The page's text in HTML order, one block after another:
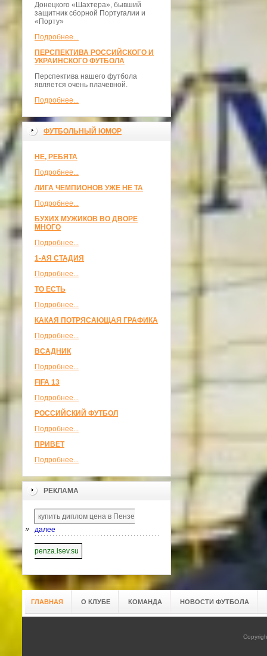
Донецкого «Шахтера», бывший
защитник сборной Португалии и
«Порту»
Подробнее...
ПЕРСПЕКТИВА РОССИЙСКОГО И
УКРАИНСКОГО ФУТБОЛА
Перспектива нашего футбола
является очень плачевной.
Подробнее...
ФУТБОЛЬНЫЙ ЮМОР
НЕ, РЕБЯТА
Подробнее...
ЛИГА ЧЕМПИОНОВ УЖЕ НЕ ТА
Подробнее...
БУХИХ МУЖИКОВ ВО ДВОРЕ
МНОГО
Подробнее...
1-АЯ СТАДИЯ
Подробнее...
ТО ЕСТЬ
Подробнее...
КАКАЯ ПОТРЯСАЮЩАЯ ГРАФИКА
Подробнее...
ВСАДНИК
Подробнее...
FIFA 13
Подробнее...
РОССИЙСКИЙ ФУТБОЛ
Подробнее...
ПРИВЕТ
Подробнее...
РЕКЛАМА
купить диплом цена в Пензе
далее
penza.isev.su
ГЛАВНАЯ О КЛУБЕ КОМАНДА НОВОСТИ ФУТБОЛА